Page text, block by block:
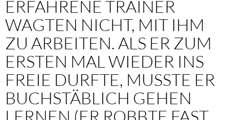
ERFAHRENE TRAINER
WAGTEN NICHT, MIT IHM
ZU ARBEITEN. ALS ER ZUM
ERSTEN MAL WIEDER INS
FREIE DURFTE, MUSSTE ER
BUCHSTÄBLICH GEHEN